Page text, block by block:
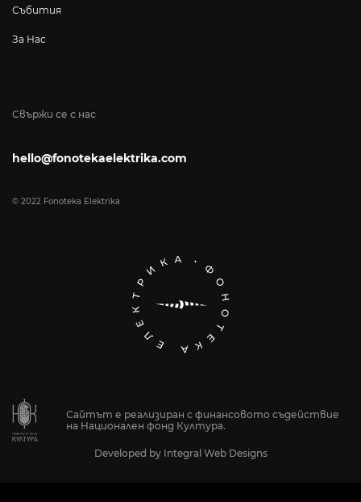
Свържи се с нас
hello@fonotekaelektrika.com
© 2022 Fonoteka Elektrika
Събития
За Нас
Сайтът е реализиран с финансовото съдействие
на Национален фонд Култура.
Developed by Integral Web Designs